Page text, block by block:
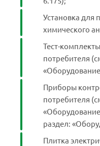
Установка для
химического
Тест-
потребителя
Приборы
потребителя
раздел:
Плитка